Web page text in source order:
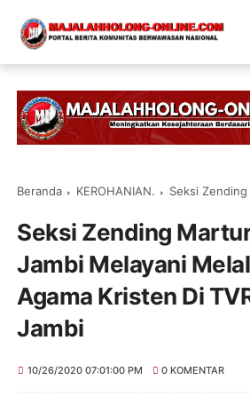
Beranda KEROHANIAN. Seksi Zending Marturia HKBP Jambi
Seksi Zending
Jambi Melayani
Agama Kristen Di
Jambi
10/26/2020 07:01:00 PM 0 KOMENTAR